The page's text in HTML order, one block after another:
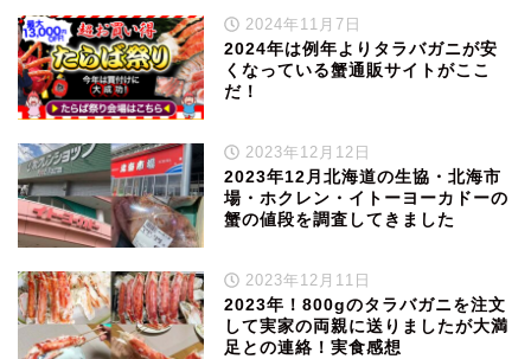
2024年11月7日
2024年は例年よりタラバガニが安
くなっている蟹通販サイトがここ
だ！
2023年12月12日
2023年12月北海道の生協・北海市
場・ホクレン・イトーヨーカドーの
蟹の値段を調査してきました
2023年12月11日
2023年！800gのタラバガニを注文
して実家の両親に送りましたが大満
足との連絡！実食感想